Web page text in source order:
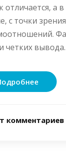
отличается, а
с точки
четких вывода.
комментариев